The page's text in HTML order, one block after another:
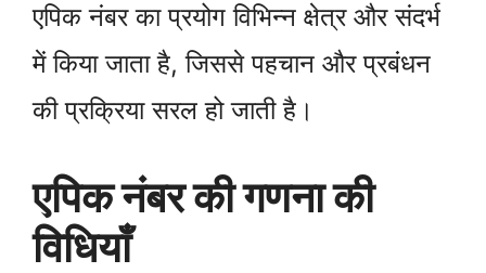
एपिक नंबर का प्रयोग विभिन्न क्षेत्र और संदर्भ
में किया जाता है, जिससे पहचान और प्रबंधन
की प्रक्रिया सरल हो जाती है।
एपिक नंबर की गणना की
विधियाँ